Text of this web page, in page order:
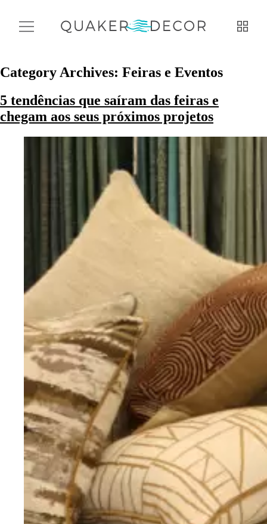
Category Archives: Feiras e Eventos
5 tendências que saíram das feiras e
chegam aos seus próximos projetos